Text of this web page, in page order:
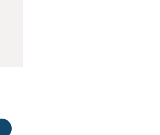
producto